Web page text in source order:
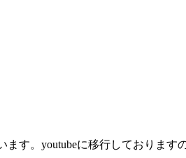
す。youtubeに移行しておりま